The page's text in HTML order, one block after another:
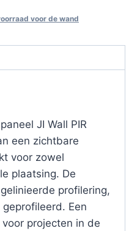
voor de wand
JI Wall PIR
een zichtbare
voor zowel
plaatsing. De
profilering,
Een
projecten in de